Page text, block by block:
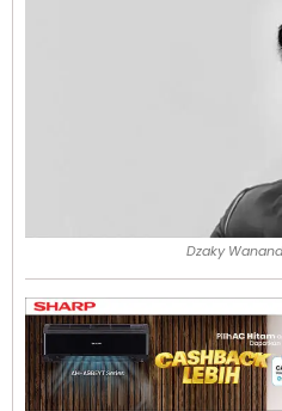
Dzaky